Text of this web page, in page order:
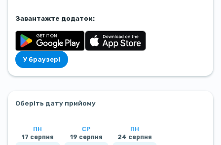
Завантажте додаток:
У браузері
Оберіть дату прийому
ПН
17 серпня
СР
19 серпня
ПН
24 серпня